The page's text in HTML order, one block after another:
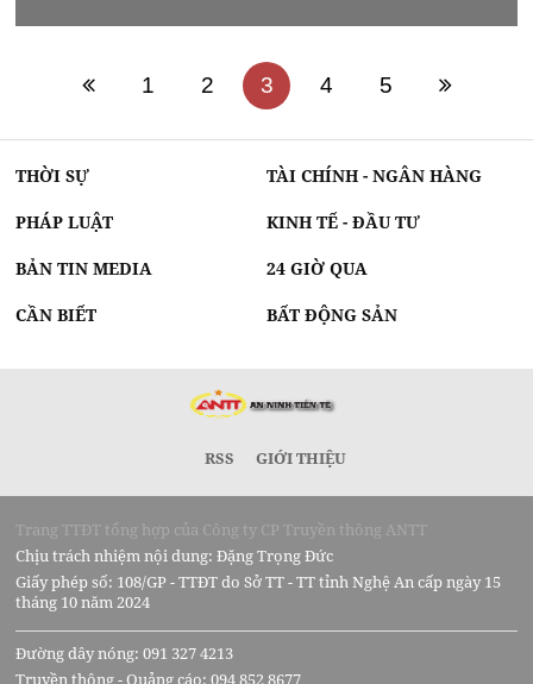
1 2 3 4 5
THỜI SỰ TÀI CHÍNH - NGÂN HÀNG
PHÁP LUẬT KINH TẾ - ĐẦU TƯ
BẢN TIN MEDIA 24 GIỜ QUA
CẦN BIẾT BẤT ĐỘNG SẢN
RSS GIỚI THIỆU
Trang TTĐT tổng hợp của Công ty CP Truyền thông ANTT
Chịu trách nhiệm nội dung: Đặng Trọng Đức
Giấy phép số: 108/GP - TTĐT do Sở TT - TT tỉnh Nghệ An cấp ngày 15
tháng 10 năm 2024
Đường dây nóng: 091 327 4213
Truyền thông - Quảng cáo: 094 852 8677